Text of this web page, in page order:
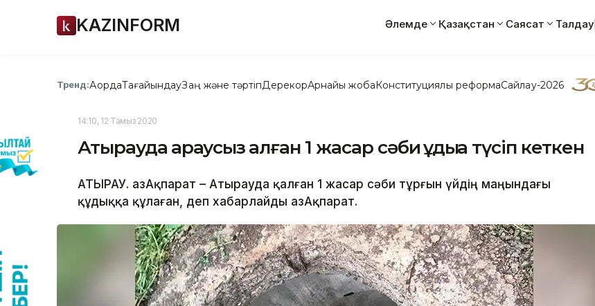
KAZINFORM Әлемде Қазақстан Саясат Талдау
Тренд:АқордаТағайындауЗаң және тәртіпДерекқорАрнайы жобаКонституциялық реформаСайлау-2026
14:10, 12 Тамыз 2020
Атырауда қараусыз қалған 1 жасар сәби құдыққа түсіп кеткен
АТЫРАУ. ҚазАқпарат – Атырауда қалған 1 жасар сәби тұрғын үйдің маңындағы
құдыққа құлаған, деп хабарлайды ҚазАқпарат.